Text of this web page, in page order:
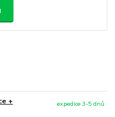
+
expedice 3-5 dnů